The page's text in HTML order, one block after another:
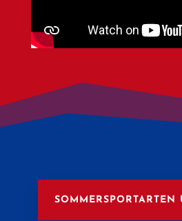
SOMMERSPORTARTEN